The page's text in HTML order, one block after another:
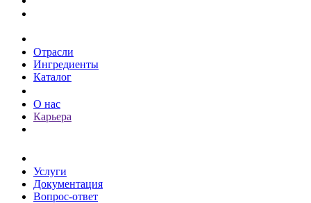
Отрасли
Ингредиенты
Каталог
О нас
Карьера
Услуги
Документация
Вопрос-ответ